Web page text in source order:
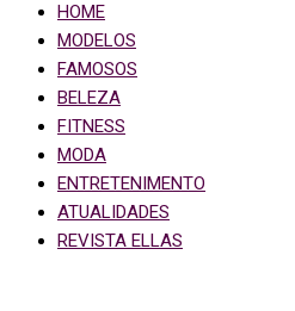
HOME
MODELOS
FAMOSOS
BELEZA
FITNESS
MODA
ENTRETENIMENTO
ATUALIDADES
REVISTA ELLAS